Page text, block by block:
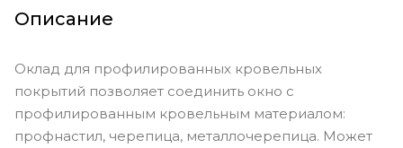
Описание
Оклад для профилированных кровельных
покрытий позволяет соединить окно с
профилированным кровельным материалом:
профнастил, черепица, металлочерепица. Может